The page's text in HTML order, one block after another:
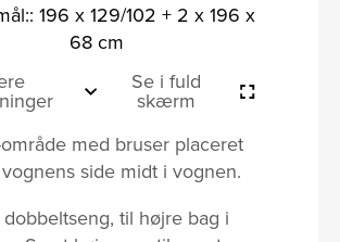
196 x 129/102 + 2 x 196 x
68 cm
Se i fuld
skærm
med bruser placeret
side midt i vognen.
dobbeltseng, til højre bag i